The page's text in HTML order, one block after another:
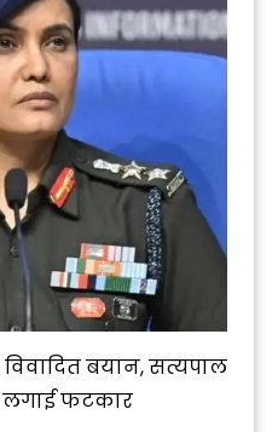
बयान, सत्यपाल
लगाई फटकार